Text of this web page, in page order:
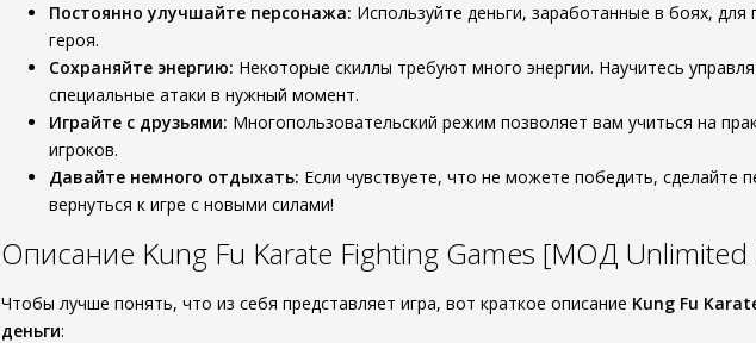
Постоянно улучшайте персонажа: Используйте деньги, заработанные в боях,
героя.
Сохраняйте энергию: Некоторые скиллы требуют много энергии. Научитесь
специальные атаки в нужный момент.
Играйте с друзьями: Многопользовательский режим позволяет вам учиться на
игроков.
Давайте немного отдыхать: Если чувствуете, что не можете победить, сделайте
вернуться к игре с новыми силами!
Описание Kung Fu Karate Fighting Games [МОД Unlimited
Чтобы лучше понять, что из себя представляет игра, вот краткое описание Kung Fu
деньги: